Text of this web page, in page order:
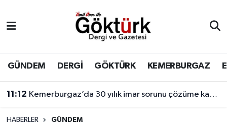
GÜNDEM DERGİ GÖKTÜRK KEMERBURGAZ
11:12 Kemerburgaz’da 30 yılık imar sorunu çözüme kavuşuyor
HABERLER GÜNDEM
BİLİM
DERGİ
DÜNYA
Eyüpsultan Hava Durumu
Eyüpsultan Trafik Yoğunluk Haritası
Süper Lig Puan Durumu ve Fikstür
Tüm Manşetler